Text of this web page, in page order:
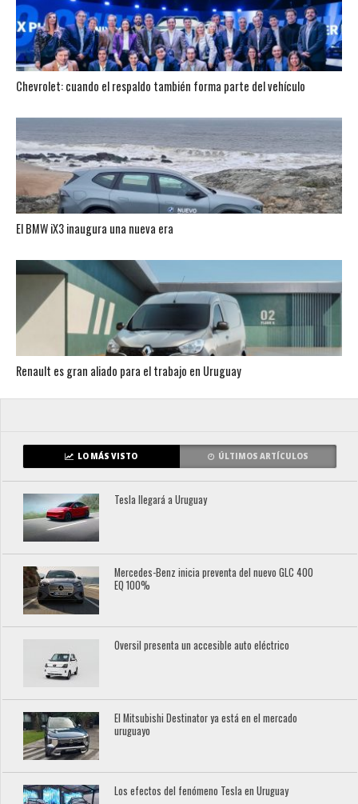
Chevrolet: cuando el respaldo también forma parte del vehículo
El BMW iX3 inaugura una nueva era
Renault es gran aliado para el trabajo en Uruguay
LO MÁS VISTO ÚLTIMOS ARTÍCULOS
Tesla llegará a Uruguay
Mercedes-Benz inicia preventa del nuevo GLC 400
EQ 100%
Oversil presenta un accesible auto eléctrico
El Mitsubishi Destinator ya está en el mercado
uruguayo
Los efectos del fenómeno Tesla en Uruguay